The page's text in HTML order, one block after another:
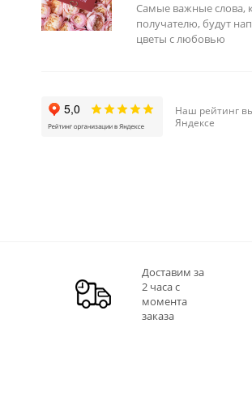
Самые важные слова,
получателю, будут
цветы с любовью
Наш рейтинг
Яндексе
Доставим за
2 часа с
момента
заказа